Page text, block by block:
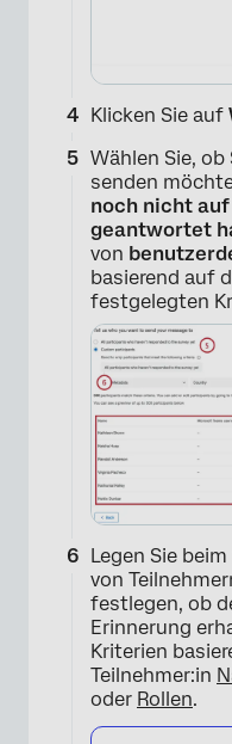
Klicken Sie auf
Wählen Sie, ob
senden
noch nicht
geantwortet
von
basierend auf
festgelegten
Legen Sie
von
festlegen, ob
Erinnerung
Kriterien
Teilnehmer:in
oder Rollen.